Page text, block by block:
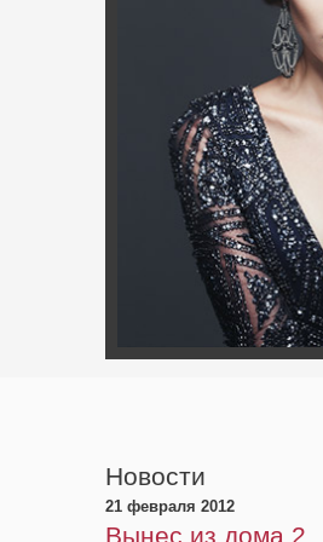
Новости
21 февраля 2012
Вынес из дома 2